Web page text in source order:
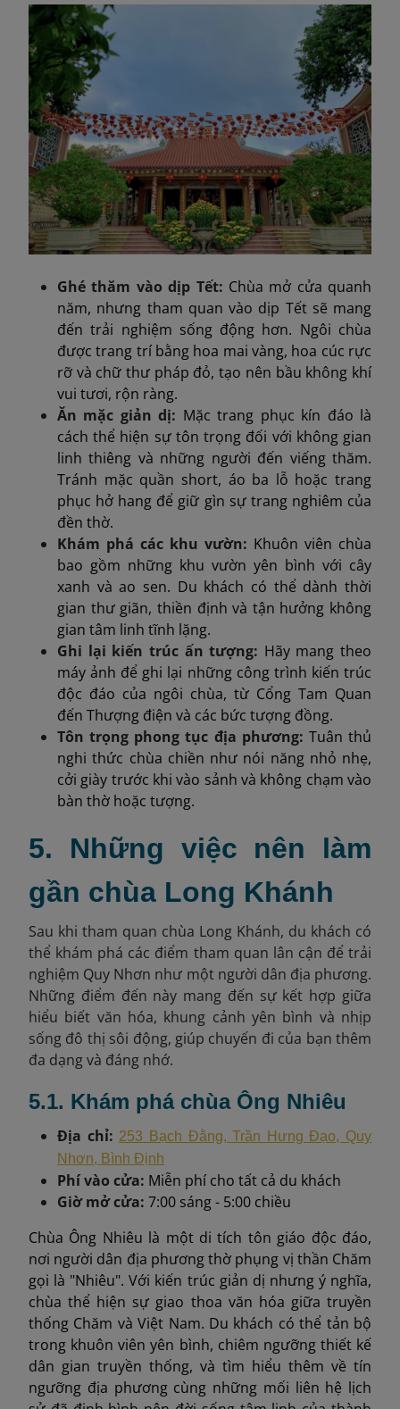
Ghé thăm vào dịp Tết: Chùa mở cửa quanh
năm, nhưng tham quan vào dịp Tết sẽ mang
đến trải nghiệm sống động hơn. Ngôi chùa
được trang trí bằng hoa mai vàng, hoa cúc rực
rỡ và chữ thư pháp đỏ, tạo nên bầu không khí
vui tươi, rộn ràng.
Ăn mặc giản dị: Mặc trang phục kín đáo là
cách thể hiện sự tôn trọng đối với không gian
linh thiêng và những người đến viếng thăm.
Tránh mặc quần short, áo ba lỗ hoặc trang
phục hở hang để giữ gìn sự trang nghiêm của
đền thờ.
Khám phá các khu vườn: Khuôn viên chùa
bao gồm những khu vườn yên bình với cây
xanh và ao sen. Du khách có thể dành thời
gian thư giãn, thiền định và tận hưởng không
gian tâm linh tĩnh lặng.
Ghi lại kiến trúc ấn tượng: Hãy mang theo
máy ảnh để ghi lại những công trình kiến trúc
độc đáo của ngôi chùa, từ Cổng Tam Quan
đến Thượng điện và các bức tượng đồng.
Tôn trọng phong tục địa phương: Tuân thủ
nghi thức chùa chiền như nói năng nhỏ nhẹ,
cởi giày trước khi vào sảnh và không chạm vào
bàn thờ hoặc tượng.
5. Những việc nên làm
gần chùa Long Khánh
Sau khi tham quan chùa Long Khánh, du khách có
thể khám phá các điểm tham quan lân cận để trải
nghiệm Quy Nhơn như một người dân địa phương.
Những điểm đến này mang đến sự kết hợp giữa
hiểu biết văn hóa, khung cảnh yên bình và nhịp
sống đô thị sôi động, giúp chuyến đi của bạn thêm
đa dạng và đáng nhớ.
5.1. Khám phá chùa Ông Nhiêu
Địa chỉ: 253 Bạch Đằng, Trần Hưng Đạo, Quy
Nhơn, Bình Định
Phí vào cửa: Miễn phí cho tất cả du khách
Giờ mở cửa: 7:00 sáng - 5:00 chiều
Chùa Ông Nhiêu là một di tích tôn giáo độc đáo,
nơi người dân địa phương thờ phụng vị thần Chăm
gọi là "Nhiêu". Với kiến trúc giản dị nhưng ý nghĩa,
chùa thể hiện sự giao thoa văn hóa giữa truyền
thống Chăm và Việt Nam. Du khách có thể tản bộ
trong khuôn viên yên bình, chiêm ngưỡng thiết kế
dân gian truyền thống, và tìm hiểu thêm về tín
ngưỡng địa phương cùng những mối liên hệ lịch